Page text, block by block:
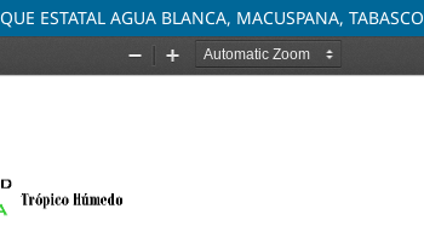
ESTATAL AGUA BLANCA, MACUSPANA, TABASCO